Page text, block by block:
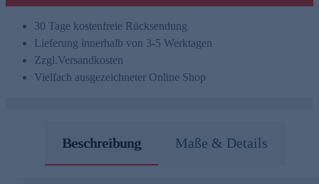
30 Tage kostenfreie Rücksendung
Lieferung innerhalb von 3-5 Werktagen
Zzgl.Versandkosten
Vielfach ausgezeichneter Online Shop
Beschreibung Maße & Details